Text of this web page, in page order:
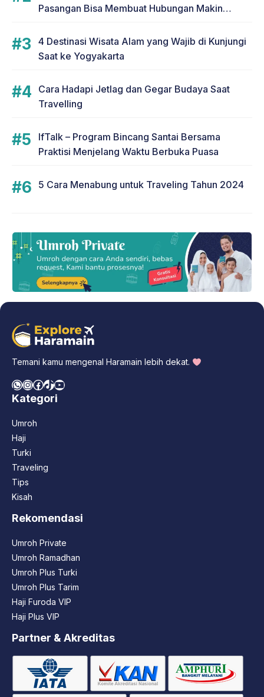
Pasangan Bisa Membuat Hubungan Makin
4 Destinasi Wisata Alam yang Wajib di Kunjungi
Saat ke Yogyakarta
Cara Hadapi Jetlag dan Gegar Budaya Saat
Travelling
IfTalk – Program Bincang Santai Bersama
Praktisi Menjelang Waktu Berbuka Puasa
5 Cara Menabung untuk Traveling Tahun 2024
Temani kamu mengenal Haramain lebih dekat.
WhatsApp
Instagram
Facebook
TikTok
YouTube
Kategori
Umroh
Haji
Turki
Traveling
Tips
Kisah
Rekomendasi
Umroh Private
Umroh Ramadhan
Umroh Plus Turki
Umroh Plus Tarim
Haji Furoda VIP
Haji Plus VIP
Partner & Akreditas